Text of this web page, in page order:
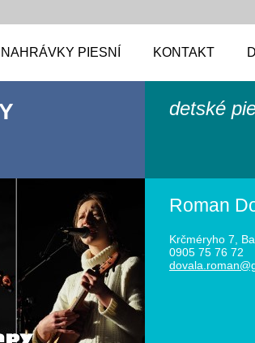
NAHRÁVKY PIESNÍ KONTAKT
detské
Roman
Krčméryho 7,
0905 75 76 72
dovala.r